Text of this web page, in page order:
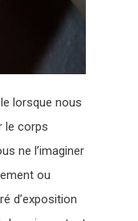
lorsque nous
le corps
ne l’imaginer
ou
d’exposition